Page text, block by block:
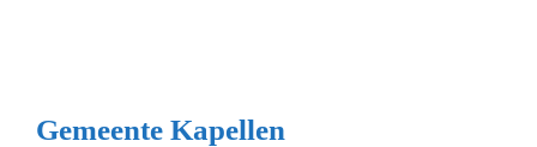
Gemeente Kapellen